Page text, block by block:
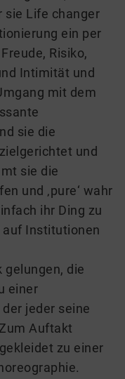
sie Life changer
ein per
Risiko,
Intimität und
mit dem
sie die
und
sie die
und ‚pure‘ wahr
ihr Ding zu
auf Institutionen
gelungen, die
einer
jeder seine
Auftakt
zu einer